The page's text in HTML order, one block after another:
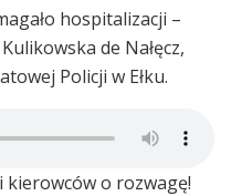
hospitalizacji –
de Nałęcz,
Policji w Ełku.
kierowców o rozwagę!